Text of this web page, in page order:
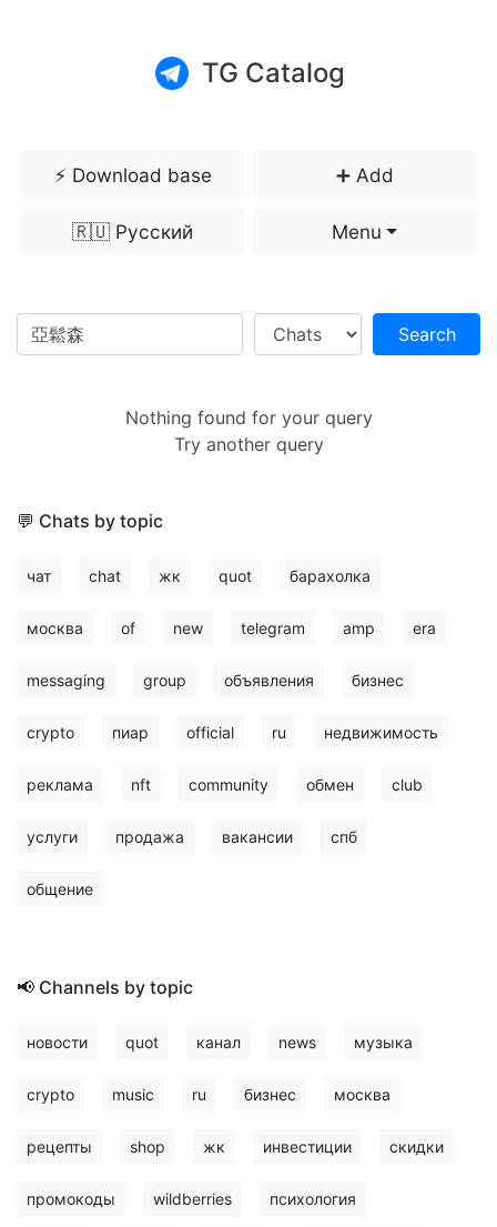
TG Catalog
⚡️ Download base ➕ Add
🇷🇺 Русский Menu
Search
Nothing found for your query
Try another query
💬 Chats by topic
чат chat жк quot барахолка
москва of new telegram amp era
messaging group объявления бизнес
crypto пиар official ru недвижимость
реклама nft community обмен club
услуги продажа вакансии спб
общение
📢 Channels by topic
новости quot канал news музыка
crypto music ru бизнес москва
рецепты shop жк инвестиции скидки
промокоды wildberries психология